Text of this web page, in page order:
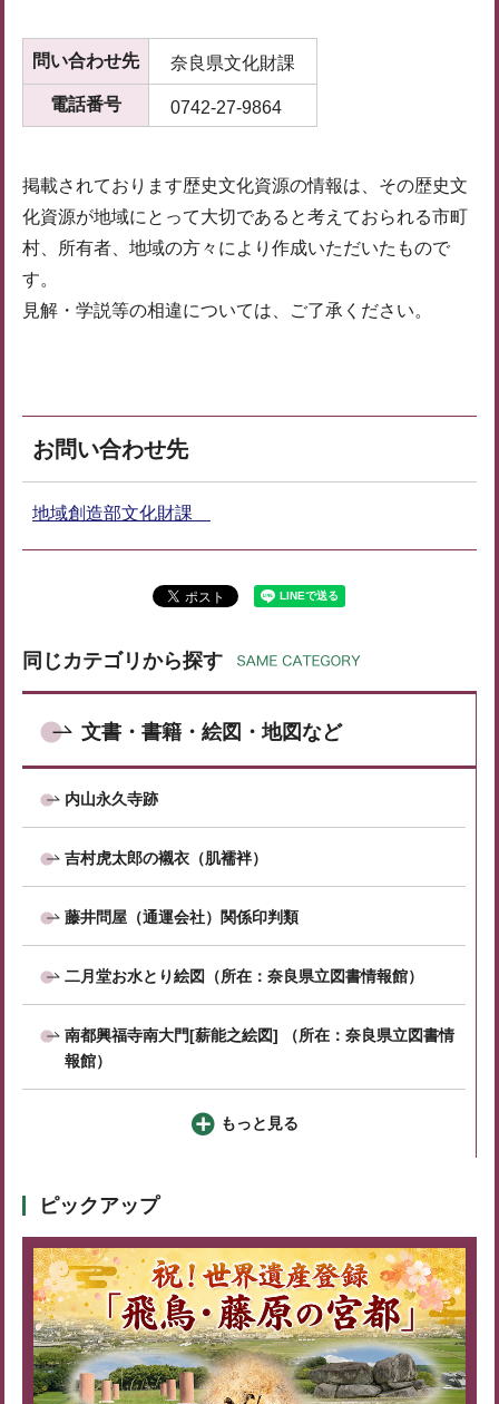
問い合わせ先 奈良県文化財課
電話番号 0742-27-9864
掲載されております歴史文化資源の情報は、その歴史文
化資源が地域にとって大切であると考えておられる市町
村、所有者、地域の方々により作成いただいたもので
す。
見解・学説等の相違については、ご了承ください。
お問い合わせ先
地域創造部文化財課
同じカテゴリから探す
文書・書籍・絵図・地図など
内山永久寺跡
吉村虎太郎の襯衣（肌襦袢）
藤井問屋（通運会社）関係印判類
二月堂お水とり絵図（所在：奈良県立図書情報館）
南都興福寺南大門[薪能之絵図] （所在：奈良県立図書情
報館）
もっと見る
ピックアップ